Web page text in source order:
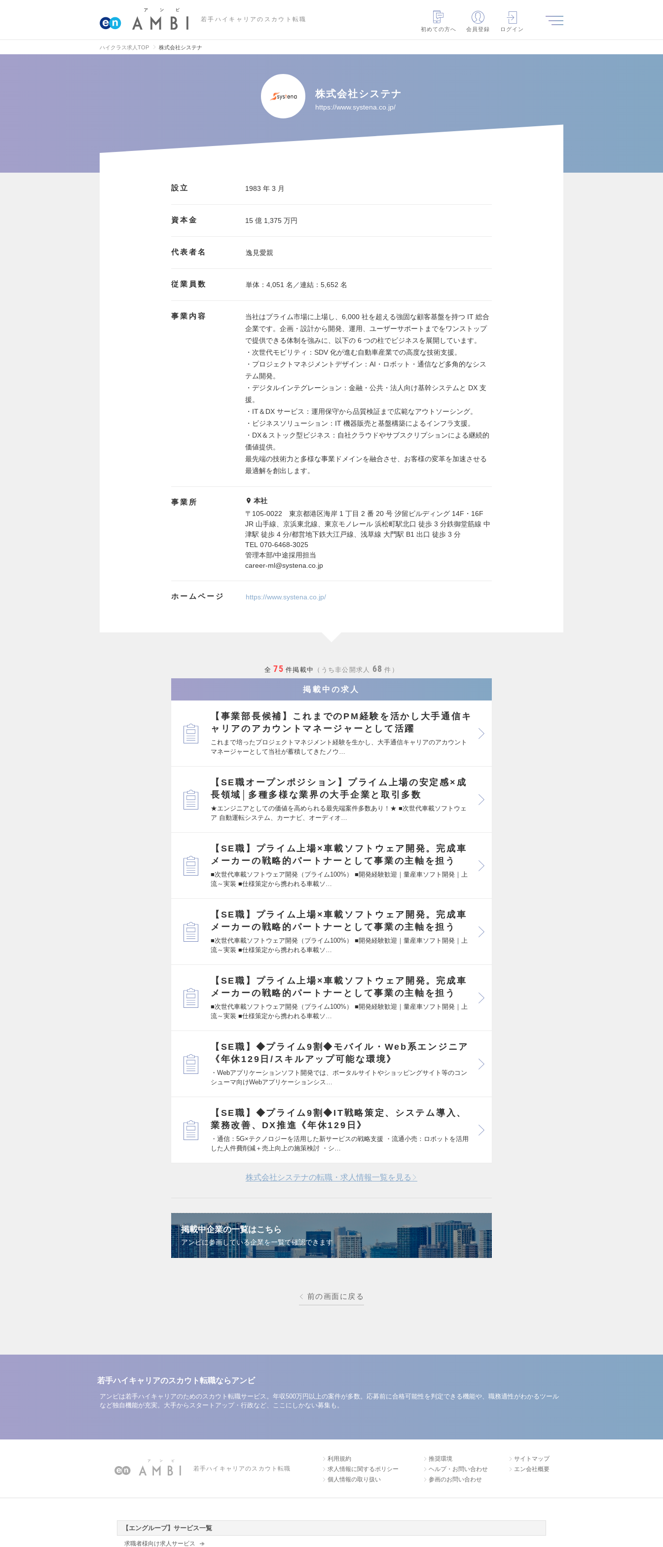
若手ハイキャリアのスカウト転職
初めての方へ
会員登録 ログイン
ハイクラス求人TOP 株式会社システナ
株式会社システナ
https://www.systena.co.jp/
設立 1983 年 3 月
資本金 15 億 1,375 万円
代表者名 逸見愛親
従業員数 単体：4,051 名／連結：5,652 名
事業内容
当社はプライム市場に上場し、6,000 社を超える強固な顧客基盤を持つ IT 総合
企業です。企画・設計から開発、運用、ユーザーサポートまでをワンストップ
で提供できる体制を強みに、以下の 6 つの柱でビジネスを展開しています。
・次世代モビリティ：SDV 化が進む自動車産業での高度な技術支援。
・プロジェクトマネジメントデザイン：AI・ロボット・通信など多角的なシス
テム開発。
・デジタルインテグレーション：金融・公共・法人向け基幹システムと DX 支
援。
・IT＆DX サービス：運用保守から品質検証まで広範なアウトソーシング。
・ビジネスソリューション：IT 機器販売と基盤構築によるインフラ支援。
・DX＆ストック型ビジネス：自社クラウドやサブスクリプションによる継続的
価値提供。
最先端の技術力と多様な事業ドメインを融合させ、お客様の変革を加速させる
最適解を創出します。
事業所
本社
〒105-0022 東京都港区海岸 1 丁目 2 番 20 号 汐留ビルディング 14F・16F
JR 山手線、京浜東北線、東京モノレール 浜松町駅北口 徒歩 3 分鉄御堂筋線 中
津駅 徒歩 4 分/都営地下鉄大江戸線、浅草線 大門駅 B1 出口 徒歩 3 分
TEL 070-6468-3025
管理本部/中途採用担当
career-ml@systena.co.jp
ホームページ https://www.systena.co.jp/
全 75 件掲載中 うち非公開求人 68 件
掲載中の求人
【事業部長候補】これまでのPM経験を活かし大手通信キ
ャリアのアカウントマネージャーとして活躍
これまで培ったプロジェクトマネジメント経験を生かし、大手通信キャリアのアカウント
マネージャーとして当社が蓄積してきたノウ…
【SE職オープンポジション】プライム上場の安定感×成
長領域│多種多様な業界の大手企業と取引多数
★エンジニアとしての価値を高められる最先端案件多数あり！★ ■次世代車載ソフトウェ
ア 自動運転システム、カーナビ、オーディオ…
【SE職】プライム上場×車載ソフトウェア開発。完成車
メーカーの戦略的パートナーとして事業の主軸を担う
■次世代車載ソフトウェア開発（プライム100%） ■開発経験歓迎｜量産車ソフト開発｜上
流～実装 ■仕様策定から携われる車載ソ…
【SE職】プライム上場×車載ソフトウェア開発。完成車
メーカーの戦略的パートナーとして事業の主軸を担う
■次世代車載ソフトウェア開発（プライム100%） ■開発経験歓迎｜量産車ソフト開発｜上
流～実装 ■仕様策定から携われる車載ソ…
【SE職】プライム上場×車載ソフトウェア開発。完成車
メーカーの戦略的パートナーとして事業の主軸を担う
■次世代車載ソフトウェア開発（プライム100%） ■開発経験歓迎｜量産車ソフト開発｜上
流～実装 ■仕様策定から携われる車載ソ…
【SE職】◆プライム9割◆モバイル・Web系エンジニア
《年休129日/スキルアップ可能な環境》
・Webアプリケーションソフト開発では、ポータルサイトやショッピングサイト等のコン
シューマ向けWebアプリケーションシス…
【SE職】◆プライム9割◆IT戦略策定、システム導入、
業務改善、DX推進《年休129日》
・通信：5G×テクノロジーを活用した新サービスの戦略支援 ・流通小売：ロボットを活用
した人件費削減＋売上向上の施策検討 ・シ…
株式会社システナの転職・求人情報一覧を見る
掲載中企業の一覧はこちら
アンビに参画している企業を一覧で確認できます
前の画面に戻る
若手ハイキャリアのスカウト転職ならアンビ
アンビは若手ハイキャリアのためのスカウト転職サービス。年収500万円以上の案件が多数。応募前に合格可能性を判定できる機能や、職務適性がわかるツール
など独自機能が充実。大手からスタートアップ・行政など、ここにしかない募集も。
若手ハイキャリアのスカウト転職
利用規約
求人情報に関するポリシー
個人情報の取り扱い
推奨環境
ヘルプ・お問い合わせ
参画のお問い合わせ
サイトマップ
エン会社概要
【エングループ】サービス一覧
求職者様向け求人サービス